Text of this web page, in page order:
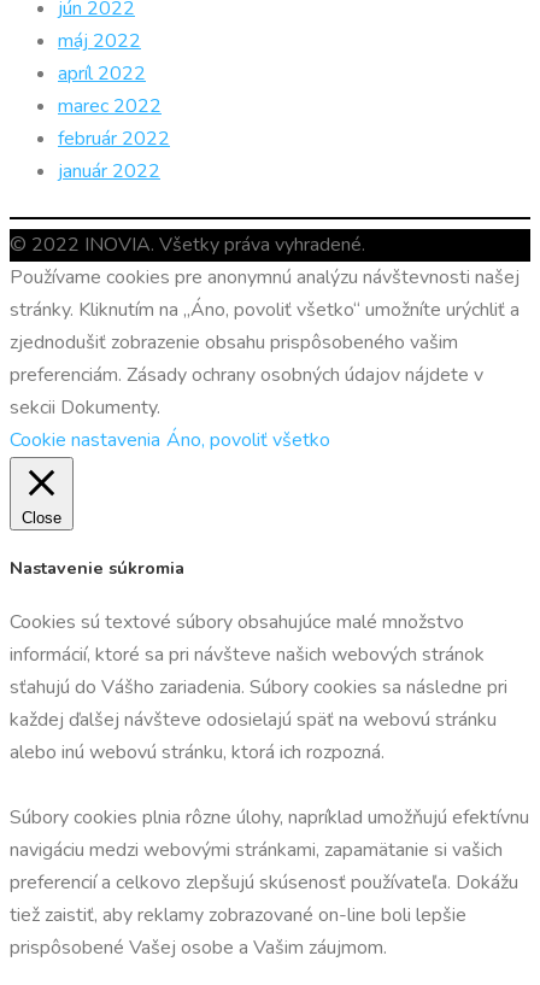
jún 2022
máj 2022
apríl 2022
marec 2022
február 2022
január 2022
© 2022 INOVIA. Všetky práva vyhradené.
Používame cookies pre anonymnú analýzu návštevnosti našej
stránky. Kliknutím na „Áno, povoliť všetko“ umožníte urýchliť a
zjednodušiť zobrazenie obsahu prispôsobeného vašim
preferenciám. Zásady ochrany osobných údajov nájdete v
sekcii Dokumenty.
Cookie nastavenia Áno, povoliť všetko
Close
Nastavenie súkromia
Cookies sú textové súbory obsahujúce malé množstvo
informácií, ktoré sa pri návšteve našich webových stránok
sťahujú do Vášho zariadenia. Súbory cookies sa následne pri
každej ďalšej návšteve odosielajú späť na webovú stránku
alebo inú webovú stránku, ktorá ich rozpozná.
Súbory cookies plnia rôzne úlohy, napríklad umožňujú efektívnu
navigáciu medzi webovými stránkami, zapamätanie si vašich
preferencií a celkovo zlepšujú skúsenosť používateľa. Dokážu
tiež zaistiť, aby reklamy zobrazované on-line boli lepšie
prispôsobené Vašej osobe a Vašim záujmom.